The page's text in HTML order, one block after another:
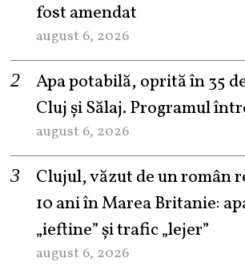
fost amendat
august 6, 2026
Apa potabilă, oprită în 35
Cluj și Sălaj. Programul
august 6, 2026
Clujul, văzut de un român
10 ani în Marea Britanie:
„ieftine” și trafic „lejer”
august 6, 2026